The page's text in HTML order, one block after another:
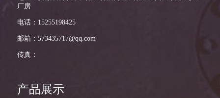
厂房
电话：15255198425
邮箱：573435717@qq.com
传真：
产品展示